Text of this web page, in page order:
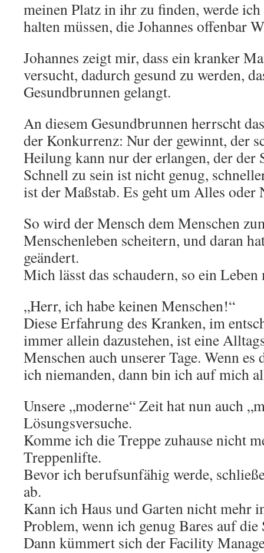
meinen Platz in ihr zu finden, werde
halten müssen, die Johannes offenbar
Johannes zeigt mir, dass ein kranker
versucht, dadurch gesund zu werden,
Gesundbrunnen gelangt.
An diesem Gesundbrunnen herrscht
der Konkurrenz: Nur der gewinnt, der
Heilung kann nur der erlangen, der der
Schnell zu sein ist nicht genug,
ist der Maßstab. Es geht um Alles oder
So wird der Mensch dem Menschen
Menschenleben scheitern, und daran
geändert.
Mich lässt das schaudern, so ein
„Herr, ich habe keinen Menschen!“
Diese Erfahrung des Kranken, im
immer allein dazustehen, ist eine
Menschen auch unserer Tage. Wenn
ich niemanden, dann bin ich auf mich
Unsere „moderne“ Zeit hat nun auch
Lösungsversuche.
Komme ich die Treppe zuhause nicht
Treppenlifte.
Bevor ich berufsunfähig werde,
ab.
Kann ich Haus und Garten nicht mehr
Problem, wenn ich genug Bares auf die
Dann kümmert sich der Facility